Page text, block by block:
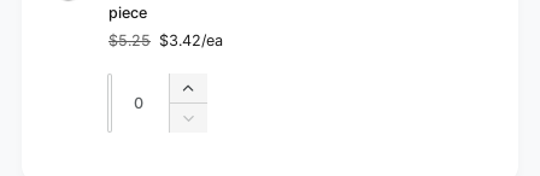
piece
Regular
price
$5.25
Sale
price
$3.42/ea
Quantity
Increase
quantity
Decrease